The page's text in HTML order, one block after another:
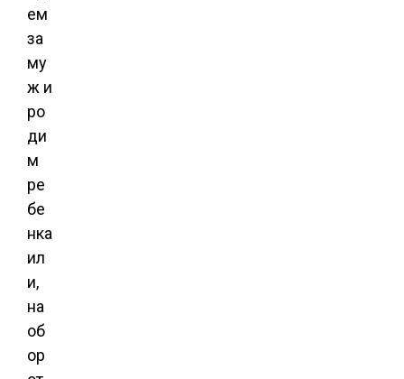
ем
за
му
ж и
ро
ди
м
ре
бе
нка
ил
и,
на
об
ор